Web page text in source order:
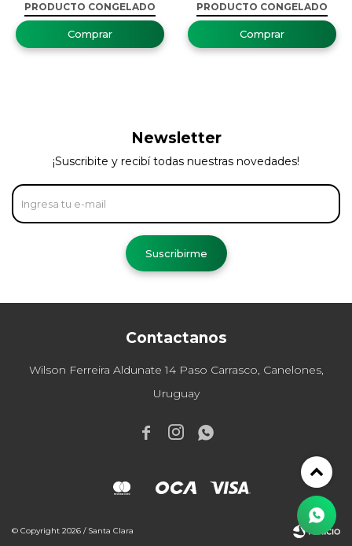
PRODUCTO CONGELADO PRODUCTO CONGELADO
Contactanos
Wilson Ferreira Aldunate 14 Paso Carrasco, Canelones,
Uruguay
  
Newsletter
¡Suscribite y recibí todas nuestras novedades!
Suscribirme
© Copyright 2026 / Santa Clara